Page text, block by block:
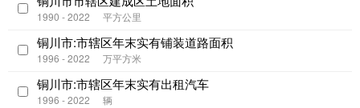
1990 - 2022 平方公里
铜川市:市辖区年末实有铺装道路面积
1996 - 2022 万平方米
铜川市:市辖区年末实有出租汽车
1996 - 2022 辆